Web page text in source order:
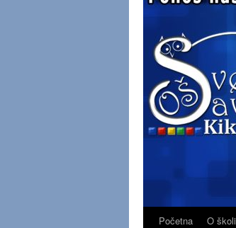
SkipPočetna O školi